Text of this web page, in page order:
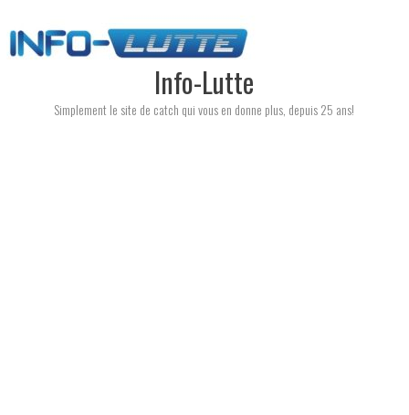
to
content
Info-Lutte
Simplement le site de catch qui vous en donne plus, depuis 25 ans!